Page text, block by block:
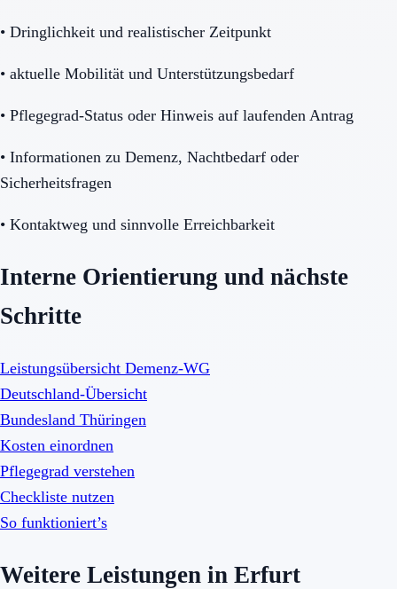
• Dringlichkeit und realistischer Zeitpunkt
• aktuelle Mobilität und Unterstützungsbedarf
• Pflegegrad-Status oder Hinweis auf laufenden Antrag
• Informationen zu Demenz, Nachtbedarf oder
Sicherheitsfragen
• Kontaktweg und sinnvolle Erreichbarkeit
Interne Orientierung und nächste
Schritte
Leistungsübersicht Demenz-WG
Deutschland-Übersicht
Bundesland Thüringen
Kosten einordnen
Pflegegrad verstehen
Checkliste nutzen
So funktioniert’s
Weitere Leistungen in Erfurt